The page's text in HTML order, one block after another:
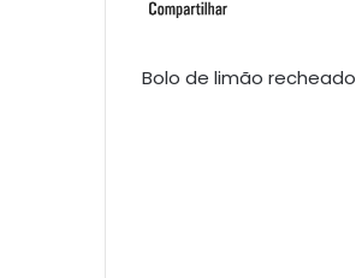
Bolo de limão recheado